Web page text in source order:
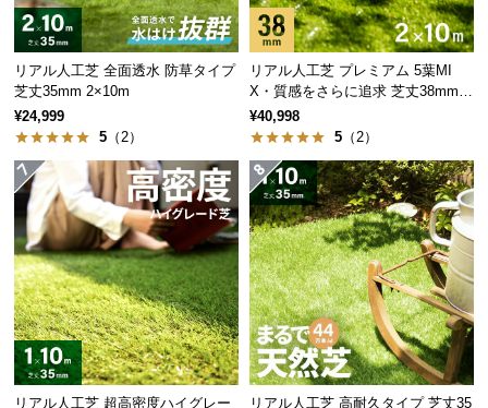
情
報
o.,
リアル人工芝 全面透水 防草タイプ
芝丈35mm 2×10m
¥24,999
5 （2）
リアル人工芝 プレミアム 5葉MI
X・質感をさらに追求 芝丈38mm 2
×10m
¥40,998
5 （2）
リアル人工芝 超高密度ハイグレー
リアル人工芝 高耐久タイプ 芝丈35